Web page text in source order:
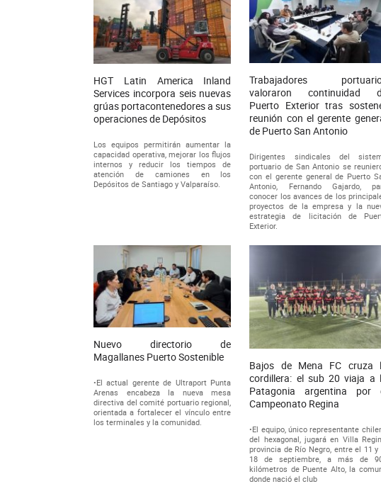
HGT Latin America Inland
Services incorpora seis nuevas
grúas portacontenedores a sus
operaciones de Depósitos
Los equipos permitirán aumentar la
capacidad operativa, mejorar los flujos
internos y reducir los tiempos de
atención de camiones en los
Depósitos de Santiago y Valparaíso.
Trabajadores
valoraron continuidad
Puerto Exterior tras
reunión con el gerente
de Puerto San Antonio
Dirigentes sindicales del
portuario de San Antonio se
con el gerente general de Puerto
Antonio, Fernando Gajardo,
conocer los avances de los
proyectos de la empresa y la
estrategia de licitación de
Exterior.
Nuevo directorio de
Magallanes Puerto Sostenible
•El actual gerente de Ultraport Punta
Arenas encabeza la nueva mesa
directiva del comité portuario regional,
orientada a fortalecer el vínculo entre
los terminales y la comunidad.
Bajos de Mena FC cruza
cordillera: el sub 20 viaja a
Patagonia argentina por
Campeonato Regina
•El equipo, único representante
del hexagonal, jugará en Villa
provincia de Río Negro, entre el 11 y
18 de septiembre, a más de
kilómetros de Puente Alto, la
donde nació el club